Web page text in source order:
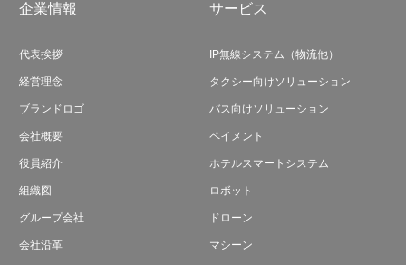
企業情報
代表挨拶
経営理念
ブランドロゴ
会社概要
役員紹介
組織図
グループ会社
会社沿革
サービス
IP無線システム（物流他）
タクシー向けソリューション
バス向けソリューション
ペイメント
ホテルスマートシステム
ロボット
ドローン
マシーン